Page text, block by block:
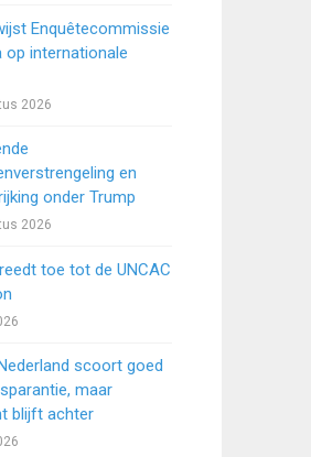
Enquêtecommissie
op internationale
2026
en
onder Trump
2026
toe tot de UNCAC
scoort goed
maar
blijft achter